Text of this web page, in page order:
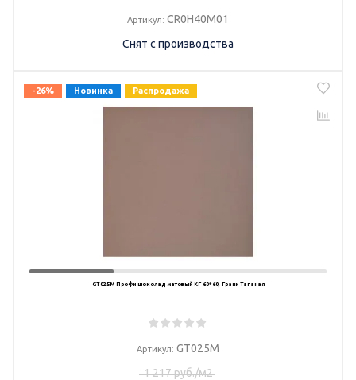
Артикул: CR0H40M01
Снят с производства
-26% Новинка Распродажа
GT025M Профи шоколад матовый КГ 60*60, Грани Таганая
Артикул: GT025M
1 217 руб./м2